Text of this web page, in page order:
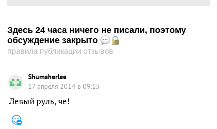
Здесь 24 часа ничего не писали, поэтому
обсуждение закрыто
правила публикации отзывов
Shumaherlee
17 апреля 2014 в 09:15
Левый руль, че!